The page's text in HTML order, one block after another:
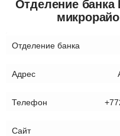
Отделение банка
Отделение банка
Адрес
Телефон
Сайт